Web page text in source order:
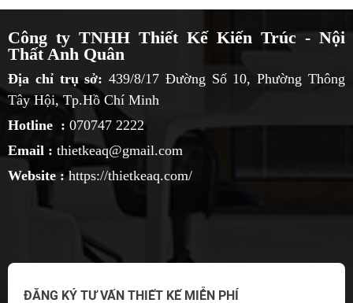
Công ty TNHH Thiết Kế Kiến Trúc - Nội
Thất Anh Quân
Địa chỉ trụ sở: 439/8/17 Đường Số 10, Phường Thông
Tây Hội, Tp.Hồ Chí Minh
Hotline : 070747 2222
Email : thietkeaq@gmail.com
Website :https://thietkeaq.com/
ĐĂNG KÝ TƯ VẤN THIẾT KẾ MIỄN PHÍ